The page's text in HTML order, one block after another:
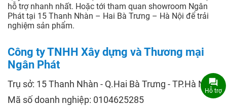
hỗ trợ nhanh nhất. Hoặc tới tham quan showroom Ngân
Phát tại 15 Thanh Nhàn – Hai Bà Trưng – Hà Nội để trải
nghiệm sản phẩm.
Công ty TNHH Xây dựng và Thương mại
Ngân Phát
Trụ sở: 15 Thanh Nhàn - Q.Hai Bà Trưng - TP.Hà Nội
Mã số doanh nghiệp: 0104625285
Hỗ trợ